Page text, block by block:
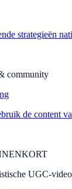
strategieën
community
de content
UGC-